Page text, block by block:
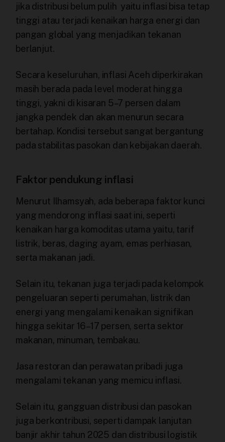
jika distribusi belum pulih yaitu inflasi bisa tetap
tinggi atau terjadi kenaikan harga energi dan
pangan global yang menjadikan tekanan
berlanjut.
Secara keseluruhan, inflasi Aceh diperkirakan
masih berada pada level moderat hingga
tinggi, yakni di kisaran 5–7 persen dalam
jangka pendek dan akan menurun secara
bertahap. Kondisi tersebut sangat bergantung
pada stabilitas pasokan dan kebijakan daerah.
Faktor pendukung inflasi
Menurut Ilhamsyah, ada beberapa faktor kunci
yang mendorong inflasi saat ini, seperti
kenaikan harga komoditas utama yaitu, tarif
listrik, beras, daging ayam, emas perhiasan,
serta makanan jadi.
Selain itu, tekanan juga terjadi pada kelompok
pengeluaran seperti perumahan, listrik dan
energi yang mengalami kenaikan signifikan
hingga sekitar 16–17 persen, serta sektor
makanan, minuman, tembakau.
Jasa restoran dan perawatan pribadi juga
mengalami tekanan yang memicu inflasi.
Selain itu, gangguan distribusi dan pasokan
juga berkontribusi, seperti dampak lanjutan
banjir akhir tahun 2025 dan distribusi logistik